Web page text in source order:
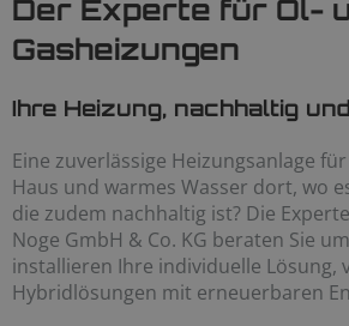
Der Experte für Öl-
Gasheizungen
Ihre Heizung, nachhaltig
Eine zuverlässige Heizungsanlage
Haus und warmes Wasser dort, wo
die zudem nachhaltig ist? Die
Noge GmbH & Co. KG beraten Sie
installieren Ihre individuelle Lösung,
Hybridlösungen mit erneuerbaren